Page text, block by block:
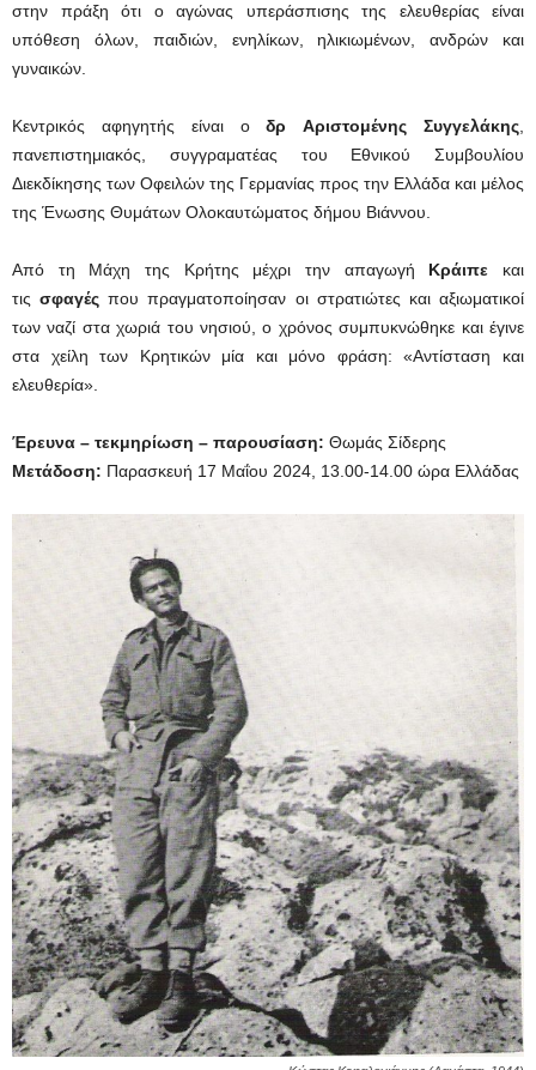
στην πράξη ότι ο αγώνας υπεράσπισης της ελευθερίας είναι
υπόθεση όλων, παιδιών, ενηλίκων, ηλικιωμένων, ανδρών και
γυναικών.
Κεντρικός αφηγητής είναι οδρ Αριστομένης Συγγελάκης
πανεπιστημιακός, συγγραματέας του Εθνικού Συμβουλίου
Διεκδίκησης των Οφειλών της Γερμανίας προς την Ελλάδα και μέλος
της Ένωσης Θυμάτων Ολοκαυτώματος δήμου Βιάννου.
Από τη Μάχη της Κρήτης μέχρι την απαγωγή Κράιπε και
τιςσφαγέςπου πραγματοποίησαν οι στρατιώτες και αξιωματικοί
των ναζί στα χωριά του νησιού, ο χρόνος συμπυκνώθηκε και έγινε
στα χείλη των Κρητικών μία και μόνο φράση: «Αντίσταση και
ελευθερία».
Έρευνα – τεκμηρίωση – παρουσίαση: Θωμάς Σίδερης
Μετάδοση: Παρασκευή 17 Μαΐου 2024, 13.00-14.00 ώρα Ελλάδας